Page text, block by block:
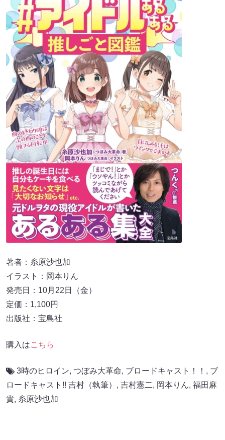
著者：糸原沙也加
イラスト：岡本りん
発売日：10月22日（金）
定価：1,100円
出版社：宝島社
購入はこちら
3時のヒロイン, つぼみ大革命, ブロードキャスト！！ , ブ
ロードキャスト!! 吉村（執筆） , 吉村憲二, 岡本りん, 福田麻
貴, 糸原沙也加